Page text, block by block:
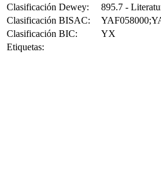
Clasificación Dewey:
895.7 -
Clasificación BISAC:
Clasificación BIC:
YX
Etiquetas: